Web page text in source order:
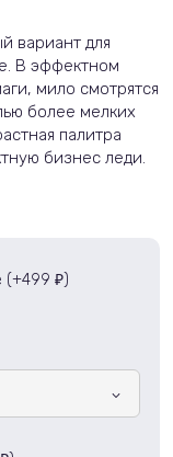
вариант для
В эффектном
мило смотрятся
более мелких
палитра
бизнес леди.
(+499 ₽ )